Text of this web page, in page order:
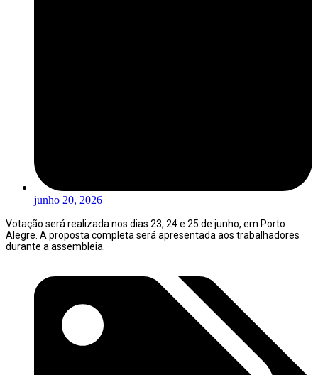
junho 20, 2026
Votação será realizada nos dias 23, 24 e 25 de junho, em Porto
Alegre. A proposta completa será apresentada aos trabalhadores
durante a assembleia.